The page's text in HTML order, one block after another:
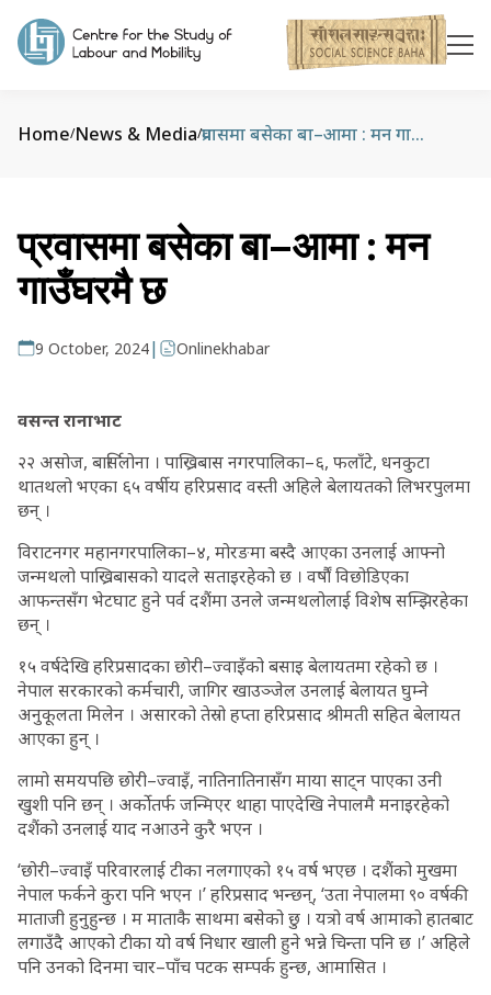
Home/News & Media/ प्रवासमा बसेका बा–आमा : मन गाउँघरमै छ
प्रवासमा बसेका बा–आमा : मन
गाउँघरमै छ
9 October, 2024| Onlinekhabar
वसन्त रानाभाट
२२ असोज, बार्सिलोना । पाख्रिबास नगरपालिका–६, फलाँटे, धनकुटा
थातथलो भएका ६५ वर्षीय हरिप्रसाद वस्ती अहिले बेलायतको लिभरपुलमा
छन् ।
विराटनगर महानगरपालिका–४, मोरङमा बस्दै आएका उनलाई आफ्नो
जन्मथलो पाख्रिबासको यादले सताइरहेको छ । वर्षौं विछोडिएका
आफन्तसँग भेटघाट हुने पर्व दशैंमा उनले जन्मथलोलाई विशेष सम्झिरहेका
छन् ।
१५ वर्षदेखि हरिप्रसादका छोरी–ज्वाइँको बसाइ बेलायतमा रहेको छ ।
नेपाल सरकारको कर्मचारी, जागिर खाउञ्जेल उनलाई बेलायत घुम्ने
अनुकूलता मिलेन । असारको तेस्रो हप्ता हरिप्रसाद श्रीमती सहित बेलायत
आएका हुन् ।
लामो समयपछि छोरी–ज्वाइँ, नातिनातिनासँग माया साट्न पाएका उनी
खुशी पनि छन् । अर्कोतर्फ जन्मिएर थाहा पाएदेखि नेपालमै मनाइरहेको
दशैंको उनलाई याद नआउने कुरै भएन ।
‘छोरी–ज्वाइँ परिवारलाई टीका नलगाएको १५ वर्ष भएछ । दशैंको मुखमा
नेपाल फर्कने कुरा पनि भएन ।’ हरिप्रसाद भन्छन्, ‘उता नेपालमा ९० वर्षकी
माताजी हुनुहुन्छ । म माताकै साथमा बसेको छु । यत्रो वर्ष आमाको हातबाट
लगाउँदै आएको टीका यो वर्ष निधार खाली हुने भन्ने चिन्ता पनि छ ।’ अहिले
पनि उनको दिनमा चार–पाँच पटक सम्पर्क हुन्छ, आमासित ।